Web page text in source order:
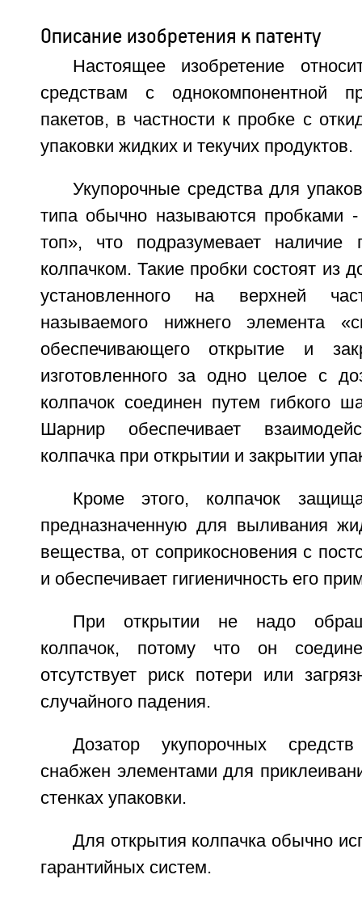
Описание изобретения к патенту
Настоящее изобретение
средствам с однокомпонентной
пакетов, в частности к пробке с
упаковки жидких и текучих продуктов.
Укупорочные средства для
типа обычно называются пробками
топ», что подразумевает наличие
колпачком. Такие пробки состоят из
установленного на верхней
называемого нижнего элемента
обеспечивающего открытие и
изготовленного за одно целое с
колпачок соединен путем гибкого
Шарнир обеспечивает
колпачка при открытии и закрытии
Кроме этого, колпачок
предназначенную для выливания
вещества, от соприкосновения с
и обеспечивает гигиеничность его
При открытии не надо
колпачок, потому что он
отсутствует риск потери или
случайного падения.
Дозатор укупорочных
снабжен элементами для
стенках упаковки.
Для открытия колпачка обычно
гарантийных систем.